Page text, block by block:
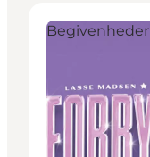
Begivenheder